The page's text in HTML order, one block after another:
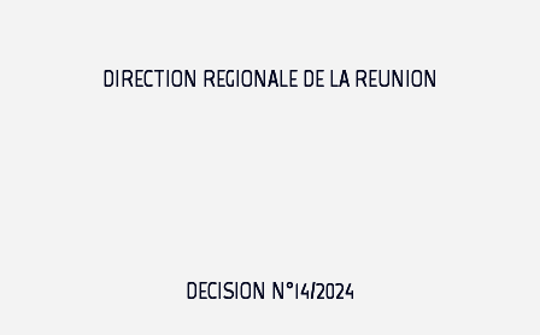
DIRECTION REGIONALE DE LA REUNION
DECISION N°14/2024